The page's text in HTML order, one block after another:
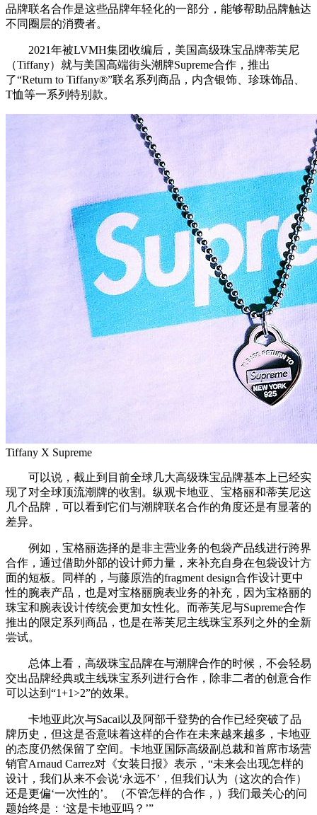
品牌联名合作是这些品牌年轻化的一部分，能够帮助品牌触达
不同圈层的消费者。
2021年被LVMH集团收编后，美国高级珠宝品牌蒂芙尼
（Tiffany）就与美国高端街头潮牌Supreme合作，推出
了“Return to Tiffany®”联名系列商品，内含银饰、珍珠饰品、
T恤等一系列特别款。
Tiffany X Supreme
可以说，截止到目前全球几大高级珠宝品牌基本上已经实
现了对全球顶流潮牌的收割。纵观卡地亚、宝格丽和蒂芙尼这
几个品牌，可以看到它们与潮牌联名合作的角度还是有显著的
差异。
例如，宝格丽选择的是非主营业务的包袋产品线进行跨界
合作，通过借助外部的设计师力量，来补充自身在包袋设计方
面的短板。同样的，与藤原浩的fragment design合作设计更中
性的腕表产品，也是对宝格丽腕表业务的补充，因为宝格丽的
珠宝和腕表设计传统会更加女性化。而蒂芙尼与Supreme合作
推出的限定系列商品，也是在蒂芙尼主线珠宝系列之外的全新
尝试。
总体上看，高级珠宝品牌在与潮牌合作的时候，不会轻易
交出品牌经典或主线珠宝系列进行合作，除非二者的创意合作
可以达到“1+1>2”的效果。
卡地亚此次与Sacai以及阿部千登势的合作已经突破了品
牌历史，但这是否意味着这样的合作在未来越来越多，卡地亚
的态度仍然保留了空间。卡地亚国际高级副总裁和首席市场营
销官Arnaud Carrez对《女装日报》表示，“未来会出现怎样的
设计，我们从来不会说‘永远不’，但我们认为（这次的合作）
还是更偏‘一次性的’。（不管怎样的合作，）我们最关心的问
题始终是：‘这是卡地亚吗？’”